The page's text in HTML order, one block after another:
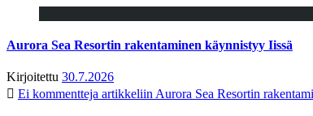
Aurora Sea Resortin rakentaminen käynnistyy Iissä
Kirjoitettu 30.7.2026
Ei kommentteja artikkeliin Aurora Sea Resortin